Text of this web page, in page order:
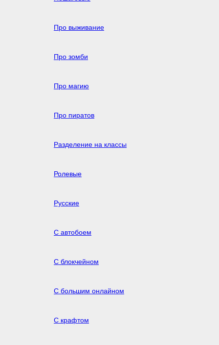
Про выживание
Про зомби
Про магию
Про пиратов
Разделение на классы
Ролевые
Русские
С автобоем
С блокчейном
С большим онлайном
С крафтом